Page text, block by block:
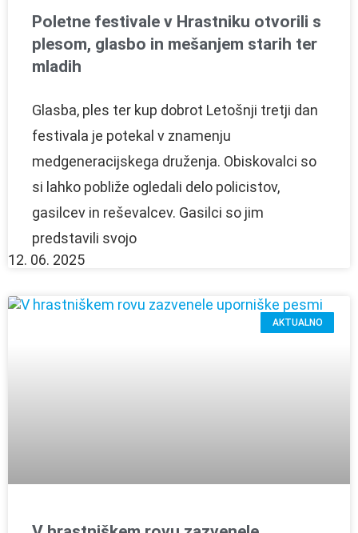
Poletne festivale v Hrastniku otvorili s
plesom, glasbo in mešanjem starih ter
mladih
Glasba, ples ter kup dobrot Letošnji tretji dan
festivala je potekal v znamenju
medgeneracijskega druženja. Obiskovalci so
si lahko pobliže ogledali delo policistov,
gasilcev in reševalcev. Gasilci so jim
predstavili svojo
12. 06. 2025
AKTUALNO